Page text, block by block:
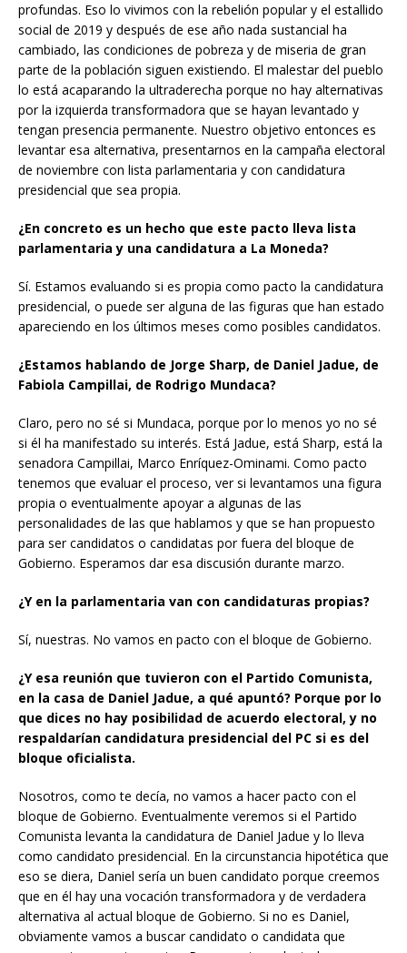
profundas. Eso lo vivimos con la rebelión popular y el estallido
social de 2019 y después de ese año nada sustancial ha
cambiado, las condiciones de pobreza y de miseria de gran
parte de la población siguen existiendo. El malestar del pueblo
lo está acaparando la ultraderecha porque no hay alternativas
por la izquierda transformadora que se hayan levantado y
tengan presencia permanente. Nuestro objetivo entonces es
levantar esa alternativa, presentarnos en la campaña electoral
de noviembre con lista parlamentaria y con candidatura
presidencial que sea propia.
¿En concreto es un hecho que este pacto lleva lista
parlamentaria y una candidatura a La Moneda?
Sí. Estamos evaluando si es propia como pacto la candidatura
presidencial, o puede ser alguna de las figuras que han estado
apareciendo en los últimos meses como posibles candidatos.
¿Estamos hablando de Jorge Sharp, de Daniel Jadue, de
Fabiola Campillai, de Rodrigo Mundaca?
Claro, pero no sé si Mundaca, porque por lo menos yo no sé
si él ha manifestado su interés. Está Jadue, está Sharp, está la
senadora Campillai, Marco Enríquez-Ominami. Como pacto
tenemos que evaluar el proceso, ver si levantamos una figura
propia o eventualmente apoyar a algunas de las
personalidades de las que hablamos y que se han propuesto
para ser candidatos o candidatas por fuera del bloque de
Gobierno. Esperamos dar esa discusión durante marzo.
¿Y en la parlamentaria van con candidaturas propias?
Sí, nuestras. No vamos en pacto con el bloque de Gobierno.
¿Y esa reunión que tuvieron con el Partido Comunista,
en la casa de Daniel Jadue, a qué apuntó? Porque por lo
que dices no hay posibilidad de acuerdo electoral, y no
respaldarían candidatura presidencial del PC si es del
bloque oficialista.
Nosotros, como te decía, no vamos a hacer pacto con el
bloque de Gobierno. Eventualmente veremos si el Partido
Comunista levanta la candidatura de Daniel Jadue y lo lleva
como candidato presidencial. En la circunstancia hipotética que
eso se diera, Daniel sería un buen candidato porque creemos
que en él hay una vocación transformadora y de verdadera
alternativa al actual bloque de Gobierno. Si no es Daniel,
obviamente vamos a buscar candidato o candidata que